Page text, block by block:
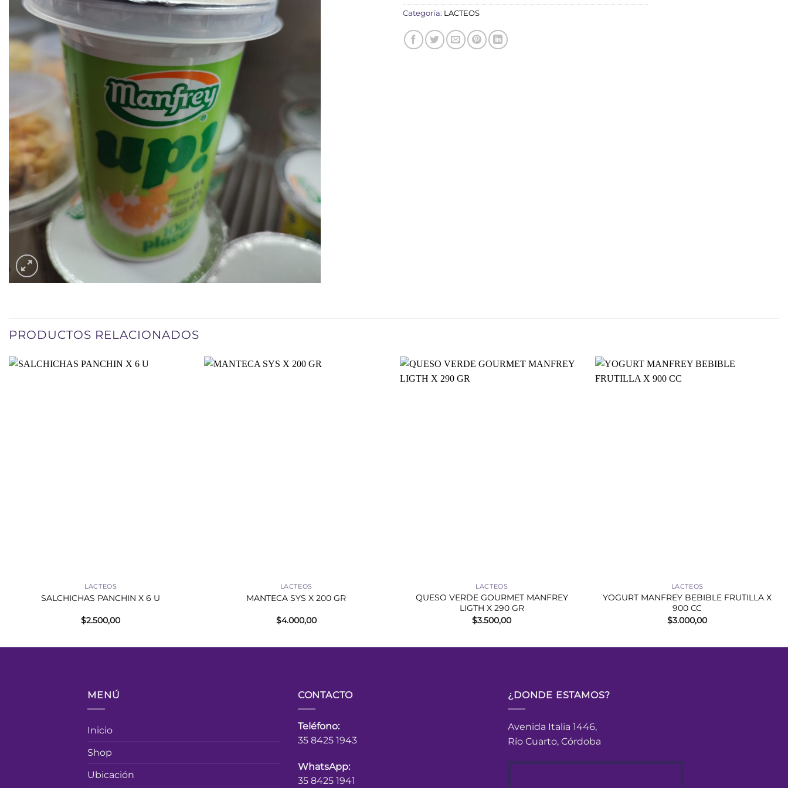
Categoría: LACTEOS
PRODUCTOS RELACIONADOS
LACTEOS
SALCHICHAS PANCHIN X 6 U
$2.500,00
LACTEOS
MANTECA SYS X 200 GR
$4.000,00
LACTEOS
QUESO VERDE GOURMET MANFREY
LIGTH X 290 GR
$3.500,00
LACTEOS
YOGURT MANFREY BEBIBLE FRUTILLA X
900 CC
$3.000,00
MENÚ
Inicio
Shop
Ubicación
CONTACTO
Teléfono:
35 8425 1943
WhatsApp:
35 8425 1941
¿DONDE ESTAMOS?
Avenida Italia 1446,
Río Cuarto, Córdoba